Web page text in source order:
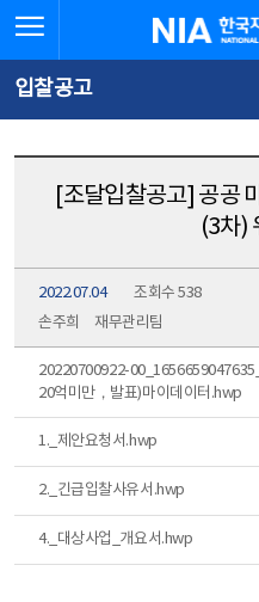
문
로
가
체
뉴
바
가
한국지능정보
입찰공고
[조달입찰공고] 공공
(3차)
2022.07.04
조회수 538
손주희
재무관리팀
20220700922-
20억미만，발표)마이데이터.hwp
1._제안요청서.hwp
2._긴급입찰사유서.hwp
4._대상사업_개요서.hwp